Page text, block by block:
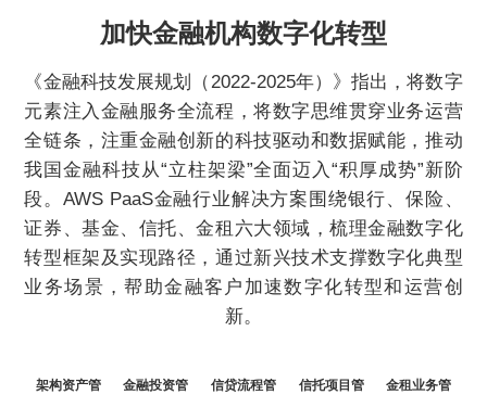
加快金融机构数字化转型
《金融科技发展规划（2022-2025年）》指出，将数字
元素注入金融服务全流程，将数字思维贯穿业务运营
全链条，注重金融创新的科技驱动和数据赋能，推动
我国金融科技从“立柱架梁”全面迈入“积厚成势”新阶
段。AWS PaaS金融行业解决方案围绕银行、保险、
证券、基金、信托、金租六大领域，梳理金融数字化
转型框架及实现路径，通过新兴技术支撑数字化典型
业务场景，帮助金融客户加速数字化转型和运营创
新。
架构资产管
金融投资管
信贷流程管
信托项目管
金租业务管